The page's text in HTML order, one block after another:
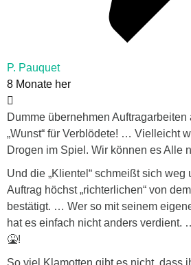
P. Pauquet
8 Monate her
Dumme übernehmen
„Wunst“ für Verblödete! … Vielleicht
Drogen im Spiel. Wir können es Alle
Und die „Klientel“ schmeißt sich weg
Auftrag höchst „richterlichen“ von
bestätigt. … Wer so mit seinem
hat es einfach nicht anders verdient.
🤮!
So viel Klamotten gibt es nicht, dass